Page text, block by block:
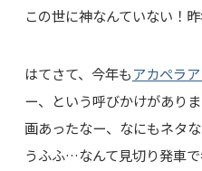
この世に神なんていない！
はてさて、今年もアカペラ
ー、という呼びかけがあり
画あったなー、なにもネタ
うふふ…なんて見切り発車